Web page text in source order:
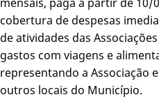
cobertura de despesas
de atividades das
gastos com viagens e
representando a Associação
outros locais do Município.